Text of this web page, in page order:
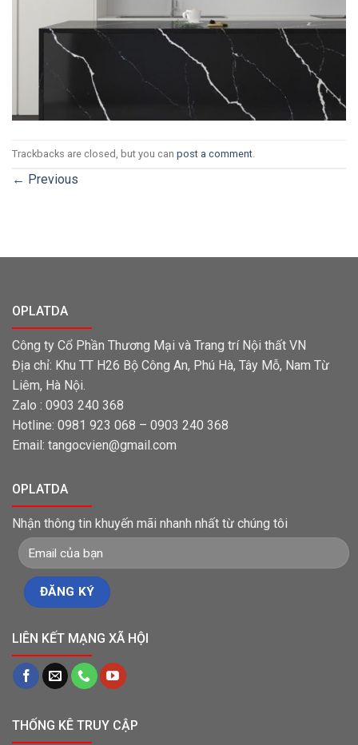
Trackbacks are closed, but you can post a comment
← Previous
OPLATDA
Công ty Cổ Phần Thương Mại và Trang trí Nội thất VN
Địa chỉ: Khu TT H26 Bộ Công An, Phú Hà, Tây Mỗ, Nam Từ
Liêm, Hà Nội.
Zalo : 0903 240 368
Hotline: 0981 923 068 – 0903 240 368
Email: tangocvien@gmail.com
OPLATDA
Nhận thông tin khuyến mãi nhanh nhất từ chúng tôi
LIÊN KẾT MẠNG XÃ HỘI
THỐNG KÊ TRUY CẬP